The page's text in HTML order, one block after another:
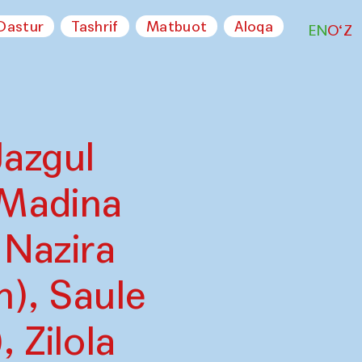
Tashrif Matbuot Aloqa ENO‘Z
Saule
Zilola